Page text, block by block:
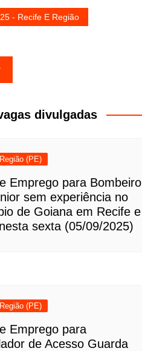
- Recife E Região
divulgadas
(PE)
Emprego para Bombeiro
sem experiência no
de Goiana em Recife e
sexta (05/09/2025)
(PE)
Emprego para
de Acesso Guarda